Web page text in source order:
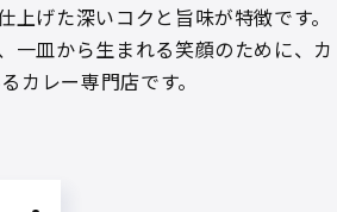
上げた深いコクと旨味が特徴です。
一皿から生まれる笑顔のために、カ
カレー専門店です。